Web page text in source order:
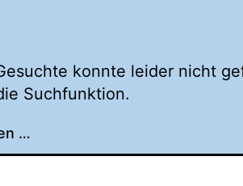
konnte leider nicht
Suchfunktion.
…